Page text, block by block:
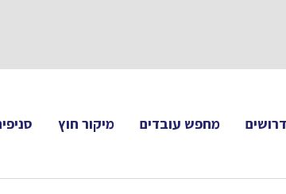
מחפש עובדים מיקור חוץ